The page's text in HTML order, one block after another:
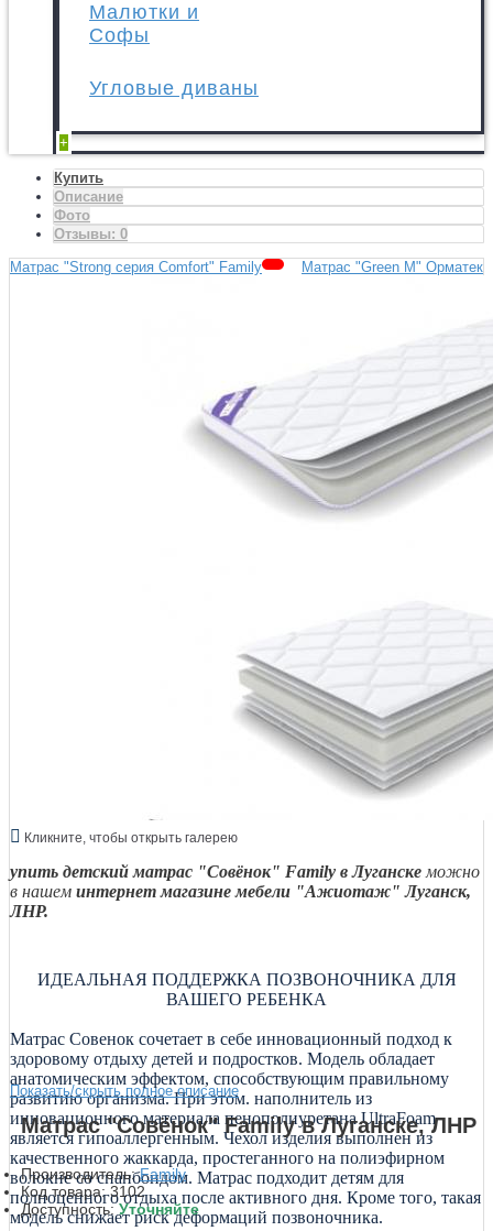
Малютки и
Софы
Угловые диваны
+
Купить
Описание
Фото
Отзывы: 0
Матрас "Strong серия Comfort" Family
Матрас "Green M" Орматек
Кликните, чтобы открыть галерею
упить детский матрас "Совёнок" Family в Луганске можно
в нашем интернет магазине мебели "Ажиотаж" Луганск,
ЛНР.
ИДЕАЛЬНАЯ ПОДДЕРЖКА ПОЗВОНОЧНИКА ДЛЯ
ВАШЕГО РЕБЕНКА
Матрас Совенок сочетает в себе инновационный подход к
здоровому отдыху детей и подростков. Модель обладает
анатомическим эффектом, способствующим правильному
развитию организма. При этом. наполнитель из
инновационного материала пенополиуретана UltraFoam
является гипоаллергенным. Чехол изделия выполнен из
качественного жаккарда, простеганного на полиэфирном
волокне со спанбондом. Матрас подходит детям для
полноценного отдыха после активного дня. Кроме того, такая
модель снижает риск деформаций позвоночника.
Показать/скрыть полное описание
Матрас "Совёнок" Family в Луганске, ЛНР
Производитель:Family
Код товара:3102
Доступность:Уточняйте